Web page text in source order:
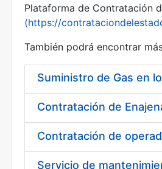
Mostra/Amaga
Mostra/Amaga
Mostra/Amaga
Plataforma de Contratación
(https://
También podrá encontrar
Suministro de Gas en